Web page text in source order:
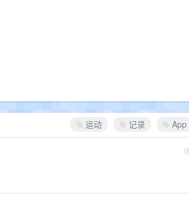
运动 记录 App
1